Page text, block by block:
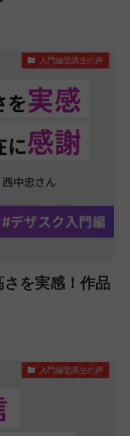
入門編受講生の声
を実感！作品
入門編受講生の声